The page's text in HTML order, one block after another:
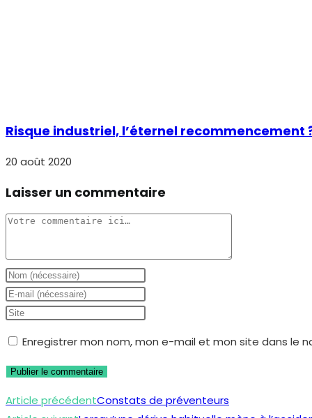
Risque industriel, l’éternel recommencement
20 août 2020
Laisser un commentaire
Comment
Enter
your
name
username
to
Enter
your
address
to
Saisir
de
votre
(facultatif)
Enregistrer mon nom, mon e-mail et mon site dans le
Read
Article précédentConstats de préventeurs